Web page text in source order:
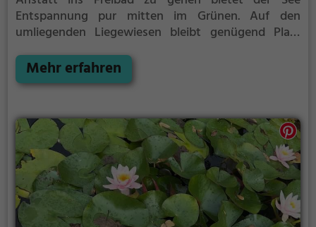
Entspannung pur mitten im Grünen. Auf den
umliegenden Liegewiesen bleibt genügend Platz
September ist der Schlicht ein beliebtes Ausflugsziel.
Egal ob für Familien, Freunde oder Paare, der Schlicht
Mehr erfahren